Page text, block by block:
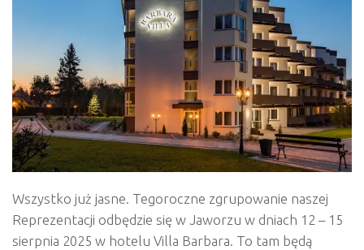
Wszystko już jasne. Tegoroczne zgrupowanie naszej
Reprezentacji odbędzie się w Jaworzu w dniach 12 – 15
sierpnia 2025 w hotelu Villa Barbara. To tam będą